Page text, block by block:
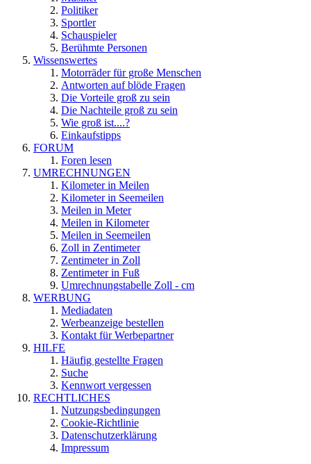
Politiker
Sportler
Schauspieler
Berühmte Personen
Wissenswertes
Motorräder für große Menschen
Antworten auf blöde Fragen
Die Vorteile groß zu sein
Die Nachteile groß zu sein
Wie groß ist....?
Einkaufstipps
FORUM
Foren lesen
UMRECHNUNGEN
Kilometer in Meilen
Kilometer in Seemeilen
Meilen in Meter
Meilen in Kilometer
Meilen in Seemeilen
Zoll in Zentimeter
Zentimeter in Zoll
Zentimeter in Fuß
Umrechnungstabelle Zoll - cm
WERBUNG
Mediadaten
Werbeanzeige bestellen
Kontakt für Werbepartner
HILFE
Häufig gestellte Fragen
Suche
Kennwort vergessen
RECHTLICHES
Nutzungsbedingungen
Cookie-Richtlinie
Datenschutzerklärung
Impressum